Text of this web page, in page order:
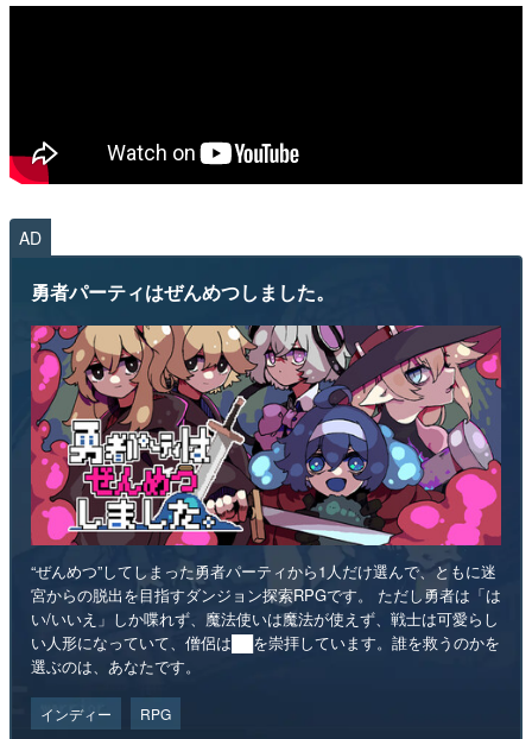
AD
勇者パーティはぜんめつしました。
“ぜんめつ”してしまった勇者パーティから1人だけ選んで、ともに迷
宮からの脱出を目指すダンジョン探索RPGです。 ただし勇者は「は
い/いいえ」しか喋れず、魔法使いは魔法が使えず、戦士は可愛らし
い人形になっていて、僧侶は██を崇拝しています。誰を救うのかを
選ぶのは、あなたです。
インディー RPG